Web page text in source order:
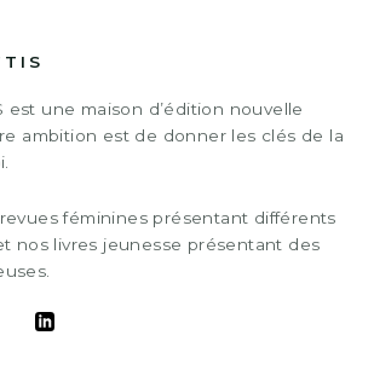
est une maison d’édition nouvelle
ambition est de donner les clés de la
féminines présentant différents
nos livres jeunesse présentant des